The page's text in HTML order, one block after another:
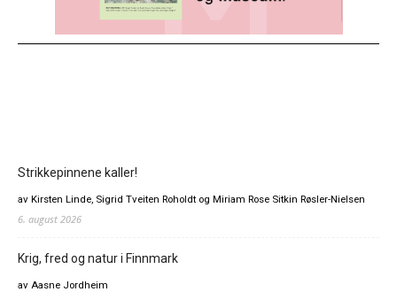
Strikkepinnene kaller!
av Kirsten Linde, Sigrid Tveiten Roholdt og Miriam Rose Sitkin Røsler-Nielsen
6. august 2026
Krig, fred og natur i Finnmark
av Aasne Jordheim